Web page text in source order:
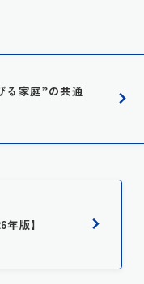
る家庭”の共通
版】